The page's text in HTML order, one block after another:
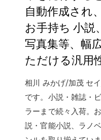
自動作成され
お手持ち 小説
写真集等、幅
ただける汎用
相川 みかげ/加茂 セ
です。小説・雑誌・
ラーまで続々入荷。
説・官能小説、ラノ